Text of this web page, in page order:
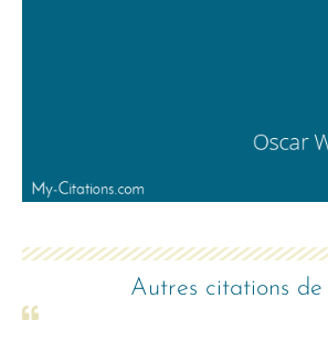
Autres citations de